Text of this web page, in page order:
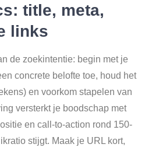
title, meta,
links
de zoekintentie: begin met je
concrete belofte toe, houd het
en voorkom stapelen van
versterkt je boodschap met
en call-to-action rond 150-
stijgt. Maak je URL kort,